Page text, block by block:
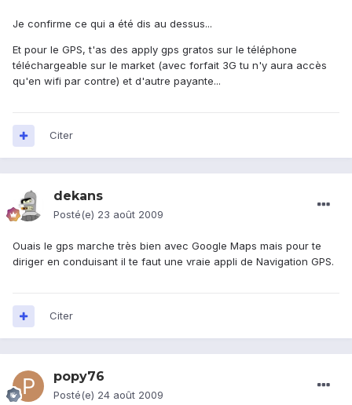
Je confirme ce qui a été dis au dessus...
Et pour le GPS, t'as des apply gps gratos sur le téléphone
téléchargeable sur le market (avec forfait 3G tu n'y aura accès
qu'en wifi par contre) et d'autre payante...
Citer
dekans
Posté(e) 23 août 2009
Ouais le gps marche très bien avec Google Maps mais pour te
diriger en conduisant il te faut une vraie appli de Navigation GPS.
Citer
popy76
Posté(e) 24 août 2009